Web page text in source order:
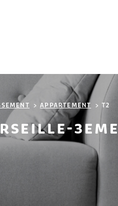
APPARTEMENT T2
3EME